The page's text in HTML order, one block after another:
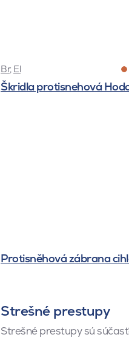
Br, El
Škridla protisnehová
Protisněhová zábrana
Strešné prestupy
Strešné prestupy sú